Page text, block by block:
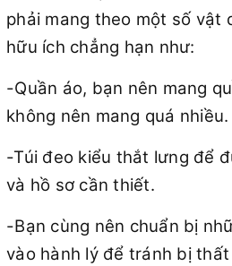
phải mang theo một số vật
hữu ích chẳng hạn như:
-Quần áo, bạn nên mang
không nên mang quá nhiều.
-Túi đeo kiểu thắt lưng để
và hồ sơ cần thiết.
-Bạn cùng nên chuẩn bị
vào hành lý để tránh bị thất